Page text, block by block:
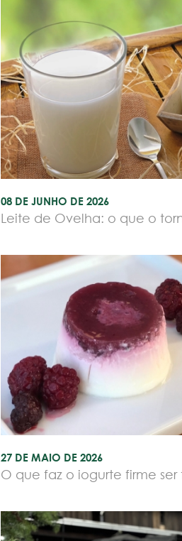
08 DE JUNHO DE 2026
Leite de Ovelha: o que o
27 DE MAIO DE 2026
O que faz o iogurte firme ser